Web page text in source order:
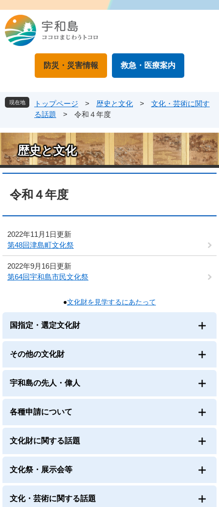
ジ
の
ュ
ー
本
文
防災・災害情報 救急・医療案内
現在地 トップページ > 歴史と文化 >
文化・芸術に関す
る話題
> 令和４年度
歴史と文化
令和４年度
2022年11月1日更新
第48回津島町文化祭
2022年9月16日更新
第64回宇和島市民文化祭
●文化財を見学するにあたって
国指定・選定文化財
その他の文化財
宇和島の先人・偉人
各種申請について
文化財に関する話題
文化祭・展示会等
文化・芸術に関する話題